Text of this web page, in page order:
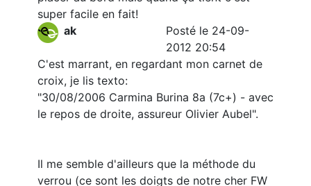
super facile en fait!
ak
Posté le 24-09-
2012 20:54
C'est marrant, en regardant mon carnet de
croix, je lis texto:
"30/08/2006 Carmina Burina 8a (7c+) - avec
le repos de droite, assureur Olivier Aubel".
Il me semble d'ailleurs que la méthode du
verrou (ce sont les doigts de notre cher FW